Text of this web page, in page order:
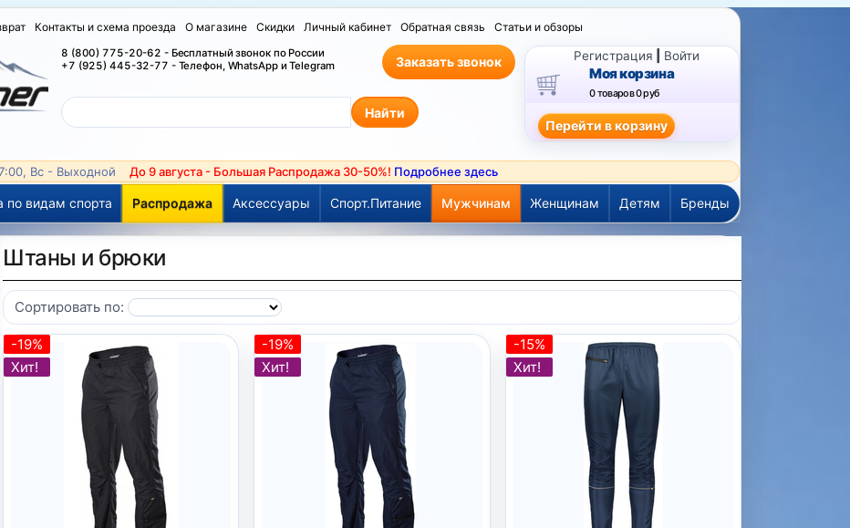
Контакты и схема проезда О магазине Скидки Личный кабинет Обратная связь Статьи и обзоры
8 (800) 775-20-62 - Бесплатный звонок по России
+7 (925) 445-32-77 - Телефон, WhatsApp и Telegram
Заказать звонок Регистрация Войти
Моя корзина
0 товаров0 руб
Вс - Выходной До 9 августа - Большая Распродажа 30-50%! Подробнее здесь
видам спорта Распродажа Аксессуары Спорт.Питание Мужчинам Женщинам Детям Бренды
Штаны и брюки
Сортировать по:
-19%
Хит!
-19%
Хит!
-15%
Хит!